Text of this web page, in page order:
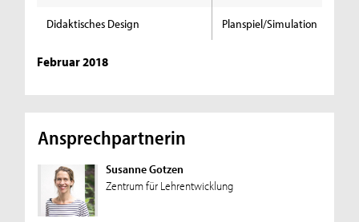
Didaktisches Design Planspiel/Simulation
Februar 2018
Ansprechpartnerin
Susanne Gotzen
Zentrum für Lehrentwicklung